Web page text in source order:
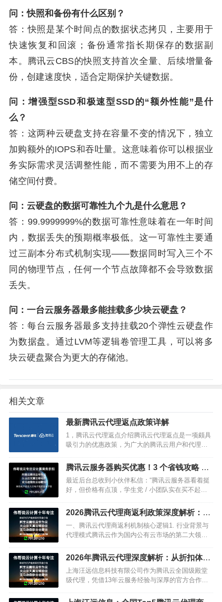
问：快照和备份有什么区别？
答：快照是某个时间点的数据状态拷贝，主要用于
快速恢复和回滚；备份通常指长期保存的数据副
本。腾讯云CBS的快照支持首次全量、后续增量备
份，创建速度快，适合定期保护关键数据。
问：增强型SSD和极速型SSD的“额外性能”是什
么？
答：这两种云硬盘支持在容量不变的情况下，独立
加购额外的IOPS和吞吐量。这意味着你可以根据业
务实际需求灵活调整性能，而不需要为用不上的存
储空间付费。
问：云硬盘的数据可靠性九个九是什么意思？
答：99.9999999%的数据可靠性意味着在一年时间
内，数据丢失的预期概率极低。这一可靠性主要通
过三副本分布式机制实现——数据同时写入三个不
同的物理节点，任何一个节点故障都不会导致数据
丢失。
问：一台云服务器最多能挂载多少块云硬盘？
答：每台云服务器最多支持挂载20个弹性云硬盘作
为数据盘。通过LVM等逻辑卷管理工具，可以将多
块云硬盘聚合为更大的存储池。
相关文章
最新腾讯云代理返点政策详解
1，腾讯云代理返点介绍腾讯云代理返点是一项颇具
吸引力的优惠政策，为广大的腾讯云用户和代理商
法，详细介绍腾讯云代理返点的相关信息。可以加
我们微信：791201…
腾讯云服务器购买优惠！3 个省钱攻略 + 1
个安全真相，新手必看！
最近后台总收到小伙伴私信：“腾讯云服务器看着挺
好，但价格有点顶，学生党 / 小团队实在买不起咋
不光有省钱攻略，还会扒一扒大家最关心的安全问
题，看完这…
2026腾讯云代理商返利政策深度解析：头
部代理合作指南与成本优化策略
一、腾讯云代理商返利机制核心逻辑1. 行业背景与
代理模式腾讯云作为国内公有云市场的第二大领导
额），采用渠道商代理模式拓展市场。代理商负…
2026年腾讯云代理深度解析：从折扣体系
到最优合作策略
上海汪远信息科技有限公司作为腾讯云全国级殿堂
级代理，凭借13年云服务经验与深厚的官方合作关
汪远信息科技有限公司，微信：791201210一、腾讯